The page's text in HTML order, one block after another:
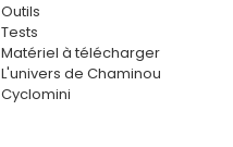
Outils
Tests
Matériel à télécharger
L'univers de Chaminou
Cyclomini